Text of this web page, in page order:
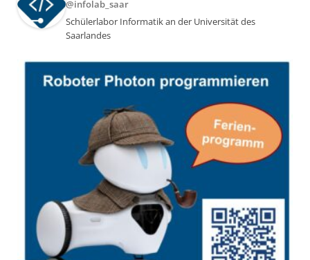
@infolab_saar
Schülerlabor Informatik an der Universität des
Saarlandes